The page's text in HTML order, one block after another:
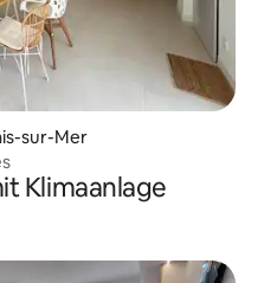
sur-Mer
Klimaanlage